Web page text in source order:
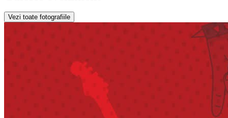
Vezi toate fotografiile